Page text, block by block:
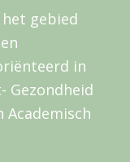
gebied
in
Gezondheid
Academisch